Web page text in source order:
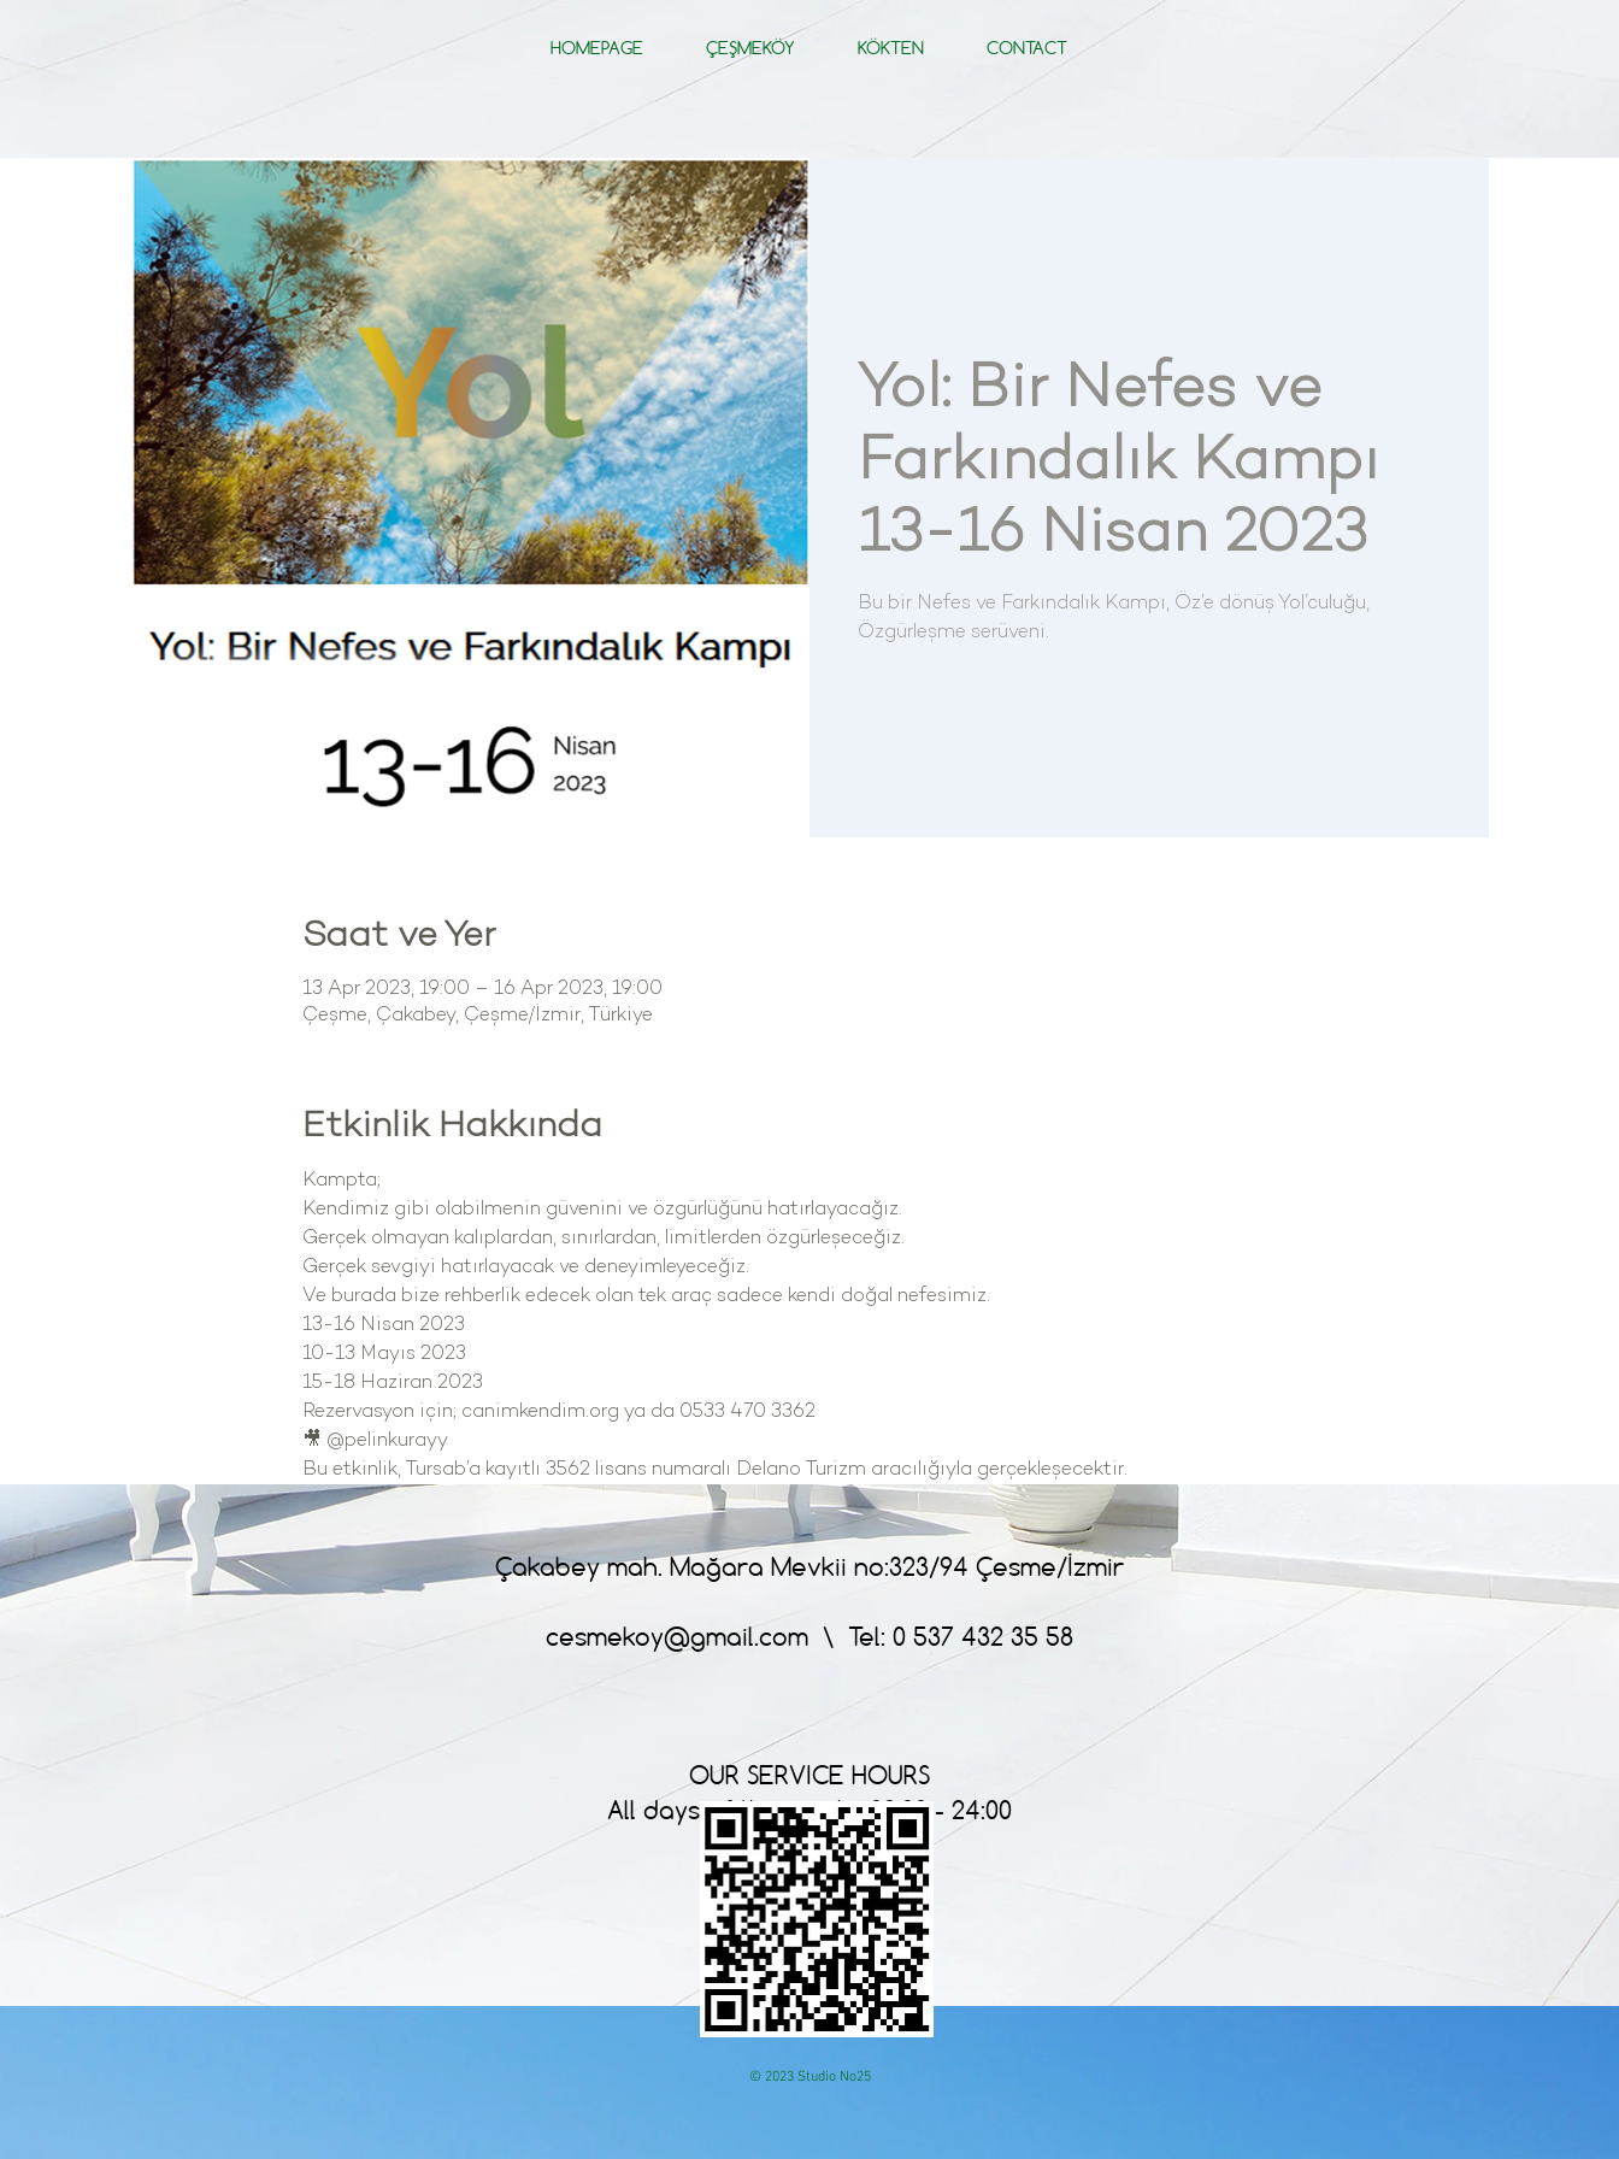
HOMEPAGE ÇEŞMEKÖY KÖKTEN CONTACT
Yol: Bir Nefes ve
Farkındalık Kampı
13-16 Nisan 2023
Bu bir Nefes ve Farkındalık Kampı, Öz’e dönüş Yol’culuğu,
Özgürleşme serüveni.
Saat ve Yer
13 Apr 2023, 19:00 – 16 Apr 2023, 19:00
Çeşme, Çakabey, Çeşme/İzmir, Türkiye
Etkinlik Hakkında
Kampta;
Kendimiz gibi olabilmenin güvenini ve özgürlüğünü hatırlayacağız.
Gerçek olmayan kalıplardan, sınırlardan, limitlerden özgürleşeceğiz.
Gerçek sevgiyi hatırlayacak ve deneyimleyeceğiz.
Ve burada bize rehberlik edecek olan tek araç sadece kendi doğal nefesimiz.
13-16 Nisan 2023
10-13 Mayıs 2023
15-18 Haziran 2023
Rezervasyon için; canimkendim.org ya da 0533 470 3362
🎥 @pelinkurayy
Bu etkinlik, Tursab’a kayıtlı 3562 lisans numaralı Delano Turizm aracılığıyla gerçekleşecektir.
Çakabey mah. Mağara Mevkii no:323/94 Çesme/İzmir
cesmekoy@gmail.com\ Tel: 0 537 432 35 58
OUR SERVICE HOURS
All days of the week : 09:00 - 24:00
© 2023 Studio No25